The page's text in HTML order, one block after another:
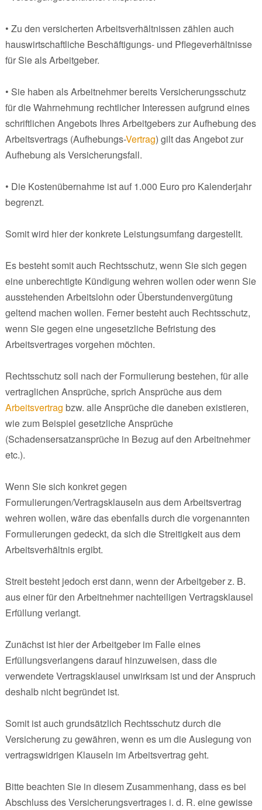
• Zu den versicherten Arbeitsverhältnissen zählen auch
hauswirtschaftliche Beschäftigungs- und Pflegeverhältnisse
für Sie als Arbeitgeber.
• Sie haben als Arbeitnehmer bereits Versicherungsschutz
für die Wahrnehmung rechtlicher Interessen aufgrund eines
schriftlichen Angebots Ihres Arbeitgebers zur Aufhebung des
Arbeitsvertrags (Aufhebungs-Vertrag) gilt das Angebot zur
Aufhebung als Versicherungsfall.
• Die Kostenübernahme ist auf 1.000 Euro pro Kalenderjahr
begrenzt.
Somit wird hier der konkrete Leistungsumfang dargestellt.
Es besteht somit auch Rechtsschutz, wenn Sie sich gegen
eine unberechtigte Kündigung wehren wollen oder wenn Sie
ausstehenden Arbeitslohn oder Überstundenvergütung
geltend machen wollen. Ferner besteht auch Rechtsschutz,
wenn Sie gegen eine ungesetzliche Befristung des
Arbeitsvertrages vorgehen möchten.
Rechtsschutz soll nach der Formulierung bestehen, für alle
vertraglichen Ansprüche, sprich Ansprüche aus dem
Arbeitsvertrag bzw. alle Ansprüche die daneben existieren,
wie zum Beispiel gesetzliche Ansprüche
(Schadensersatzansprüche in Bezug auf den Arbeitnehmer
etc.).
Wenn Sie sich konkret gegen
Formulierungen/Vertragsklauseln aus dem Arbeitsvertrag
wehren wollen, wäre das ebenfalls durch die vorgenannten
Formulierungen gedeckt, da sich die Streitigkeit aus dem
Arbeitsverhältnis ergibt.
Streit besteht jedoch erst dann, wenn der Arbeitgeber z. B.
aus einer für den Arbeitnehmer nachteiligen Vertragsklausel
Erfüllung verlangt.
Zunächst ist hier der Arbeitgeber im Falle eines
Erfüllungsverlangens darauf hinzuweisen, dass die
verwendete Vertragsklausel unwirksam ist und der Anspruch
deshalb nicht begründet ist.
Somit ist auch grundsätzlich Rechtsschutz durch die
Versicherung zu gewähren, wenn es um die Auslegung von
vertragswidrigen Klauseln im Arbeitsvertrag geht.
Bitte beachten Sie in diesem Zusammenhang, dass es bei
Abschluss des Versicherungsvertrages i. d. R. eine gewisse